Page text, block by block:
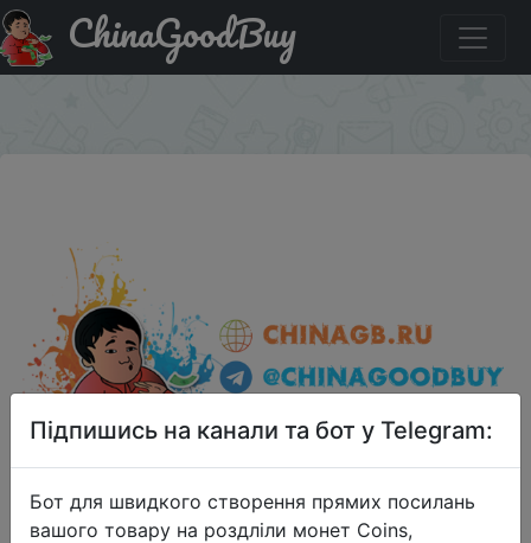
Промокод на знижку QYRGJY07 ABS Multifunction
Foldable Plastic Teaching Ruler
ChinaGoodBuy
Підпишись на канали та бот у Telegram:
Бот для швидкого створення прямих посилань
вашого товару на роздліли монет Coins,